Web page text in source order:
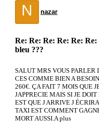
N nazar
Re: Re: Re: Re: Re:
bleu ???
SALUT MRS VOUS PARLER
CES COMME BIEN A
260€. ÇA FAIT 7 MOIS QUE
JAPPRECIE MAIS SI JE
EST QUE J ARRIVE J
TAXI EST COMMENT
MORT AUSSI.A plus